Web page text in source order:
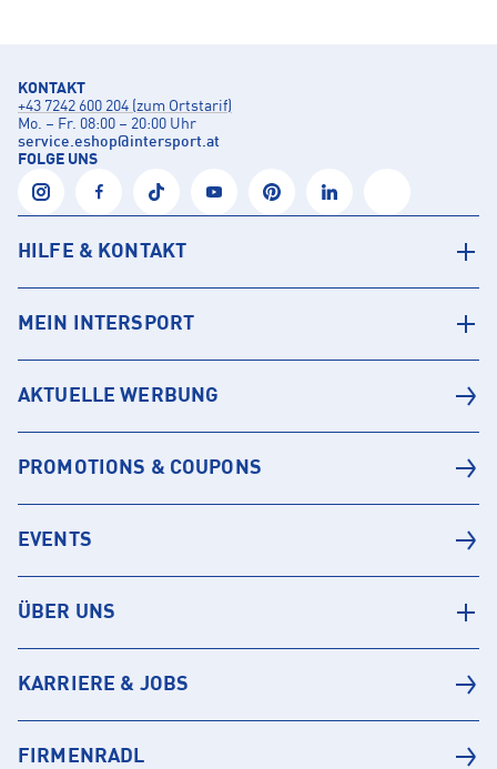
KONTAKT
+43 7242 600 204 (zum Ortstarif)
Mo. – Fr. 08:00 – 20:00 Uhr
service.eshop@intersport.at
FOLGE UNS
HILFE & KONTAKT
MEIN INTERSPORT
AKTUELLE WERBUNG
PROMOTIONS & COUPONS
EVENTS
ÜBER UNS
KARRIERE & JOBS
FIRMENRADL